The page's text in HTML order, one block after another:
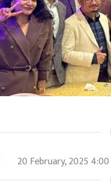
20 February, 2025